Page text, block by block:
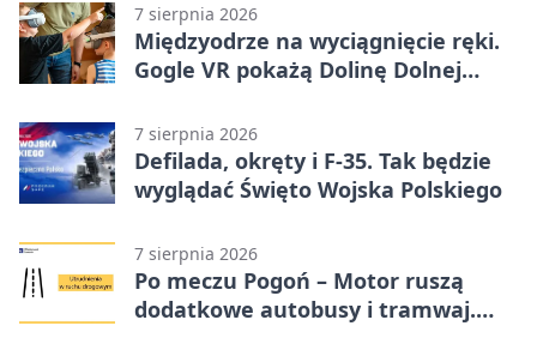
7 sierpnia 2026
Międzyodrze na wyciągnięcie ręki.
Gogle VR pokażą Dolinę Dolnej
7 sierpnia 2026
Defilada, okręty i F-35. Tak będzie
wyglądać Święto Wojska Polskiego
7 sierpnia 2026
Po meczu Pogoń – Motor ruszą
dodatkowe autobusy i tramwaj.